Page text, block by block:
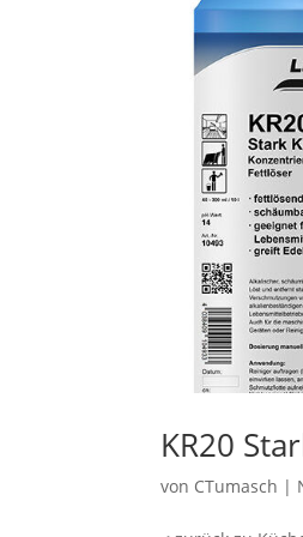
KR20
von CTumasch |